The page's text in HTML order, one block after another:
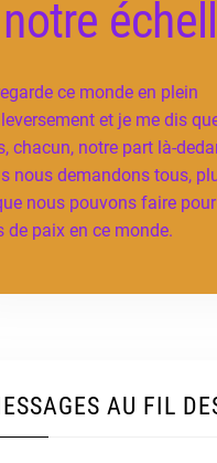
ce monde en plein
et je me dis
chacun, notre part là-
nous demandons tous,
nous pouvons faire
de paix en ce monde.
AU FIL